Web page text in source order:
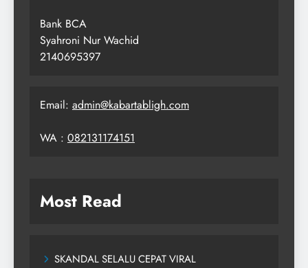
Bank BCA
Syahroni Nur Wachid
2140695397
Email: admin@kabartabligh.com
WA : 082131174151
Most Read
SKANDAL SELALU CEPAT VIRAL